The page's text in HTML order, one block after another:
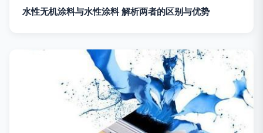
水性无机涂料与水性涂料 解析两者的区别与优势